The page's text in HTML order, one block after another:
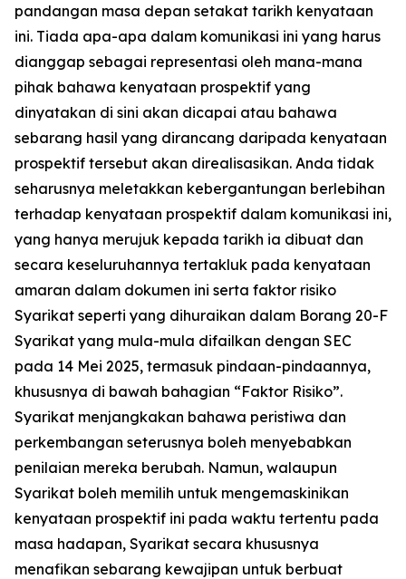
pandangan masa depan setakat tarikh kenyataan
ini. Tiada apa-apa dalam komunikasi ini yang harus
dianggap sebagai representasi oleh mana-mana
pihak bahawa kenyataan prospektif yang
dinyatakan di sini akan dicapai atau bahawa
sebarang hasil yang dirancang daripada kenyataan
prospektif tersebut akan direalisasikan. Anda tidak
seharusnya meletakkan kebergantungan berlebihan
terhadap kenyataan prospektif dalam komunikasi ini,
yang hanya merujuk kepada tarikh ia dibuat dan
secara keseluruhannya tertakluk pada kenyataan
amaran dalam dokumen ini serta faktor risiko
Syarikat seperti yang dihuraikan dalam Borang 20-F
Syarikat yang mula-mula difailkan dengan SEC
pada 14 Mei 2025, termasuk pindaan-pindaannya,
khususnya di bawah bahagian “Faktor Risiko”.
Syarikat menjangkakan bahawa peristiwa dan
perkembangan seterusnya boleh menyebabkan
penilaian mereka berubah. Namun, walaupun
Syarikat boleh memilih untuk mengemaskinikan
kenyataan prospektif ini pada waktu tertentu pada
masa hadapan, Syarikat secara khususnya
menafikan sebarang kewajipan untuk berbuat